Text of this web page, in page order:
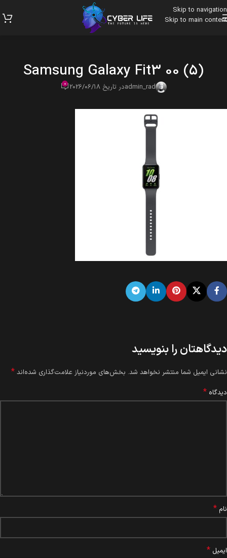
Skip to navigation
Skip to main content
Samsung Galaxy Fit3 00 (5)
admin_radدر تاریخ 2026/06/18 0
دیدگاهتان را بنویسید
نشانی ایمیل شما منتشر نخواهد شد. بخش‌های موردنیاز علامت‌گذاری شده‌اند *
دیدگاه *
نام *
ایمیل *